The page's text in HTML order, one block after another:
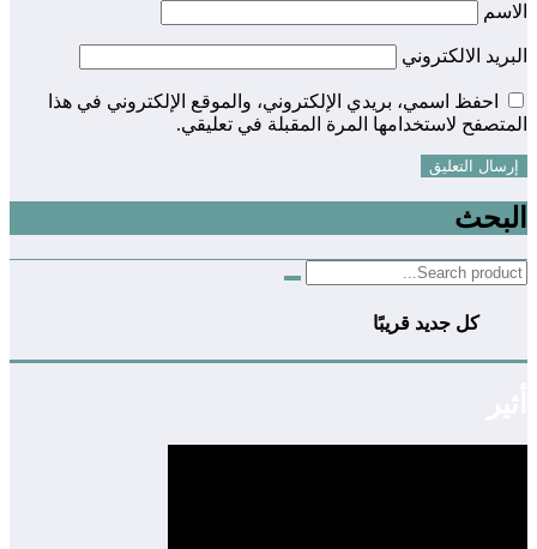
الاسم
البريد الالكتروني
احفظ اسمي، بريدي الإلكتروني، والموقع الإلكتروني في هذا
المتصفح لاستخدامها المرة المقبلة في تعليقي.
البحث
كل جديد قريبًا